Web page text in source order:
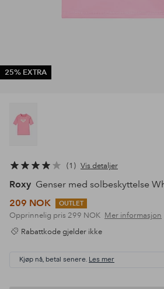
25% EXTRA
1 Vis detaljer
Roxy Genser med solbeskyttelse
209 NOK
OUTLET
Opprinnelig pris 299 NOK Mer informasjon
Rabattkode gjelder ikke
Kjøp nå, betal senere. Les mer